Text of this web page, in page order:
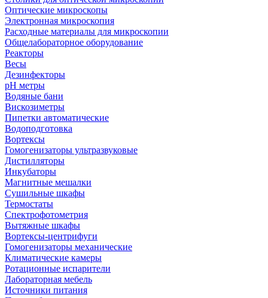
Оптические микроскопы
Электронная микроскопия
Расходные материалы для микроскопии
Общелабораторное оборудование
Реакторы
Весы
Дезинфекторы
рН метры
Водяные бани
Вискозиметры
Пипетки автоматические
Водоподготовка
Вортексы
Гомогенизаторы ультразвуковые
Дистилляторы
Инкубаторы
Магнитные мешалки
Сушильные шкафы
Термостаты
Спектрофотометрия
Вытяжные шкафы
Вортексы-центрифуги
Гомогенизаторы механические
Климатические камеры
Ротационные испарители
Лабораторная мебель
Источники питания